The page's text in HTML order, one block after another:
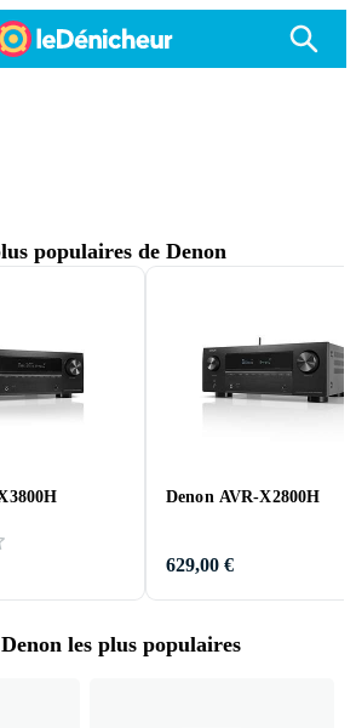
populaires de Denon
Denon AVR-X2800H
629,00 €
les plus populaires